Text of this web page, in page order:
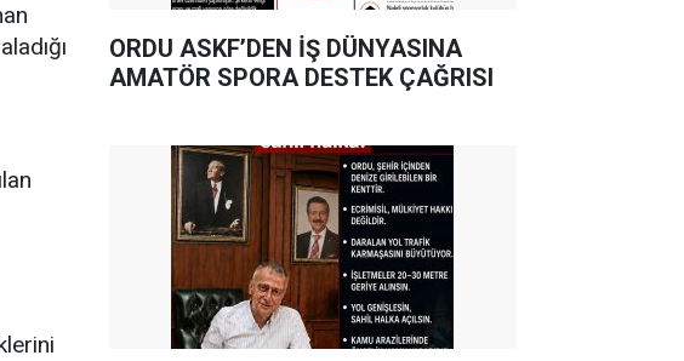
ORDU ASKF’DEN İŞ DÜNYASINA
AMATÖR SPORA DESTEK ÇAĞRISI